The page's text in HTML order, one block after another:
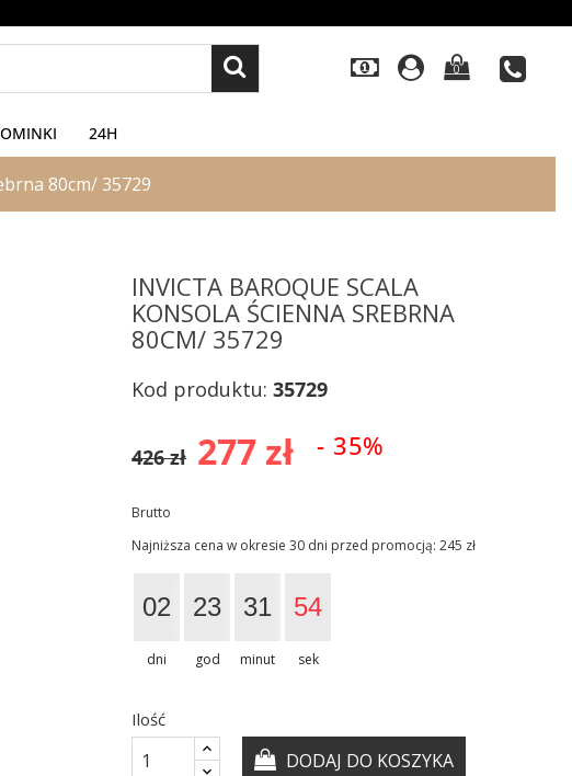
0
24H
80cm/ 35729
INVICTA BAROQUE SCALA
KONSOLA ŚCIENNA SREBRNA
80CM/ 35729
Kod produktu:35729
277 zł - 35%
426 zł
Brutto
Najniższa cena w okresie 30 dni przed promocją:245 zł
02
dni
23
god
31
minut
53
sek
Ilość
DODAJ DO KOSZYKA